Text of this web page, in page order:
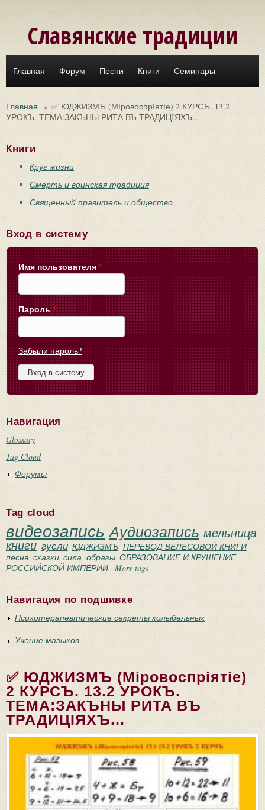
Славянские традиции
Главная Форум Песни Книги Семинары
Главная » ✅ ЮДЖИЗМЪ (Мiровоспрiятiе) 2 КУРСЪ. 13.2
УРОКЪ. ТЕМА:ЗАКЪНЫ РИТА ВЪ ТРАДИЦIЯХЪ...
Книги
Круг жизни
Смерть и воинская традиция
Священный правитель и общество
Вход в систему
Имя пользователя *
Пароль *
Забыли пароль?
Навигация
Glossary
Tag Cloud
Форумы
Tag cloud
видеозапись Аудиозапись мельница
книги гусли ЮДЖИЗМЪ ПЕРЕВОД ВЕЛЕСОВОЙ КНИГИ
песня сказки сила образы ОБРАЗОВАНИЕ И КРУШЕНИЕ
РОССИЙСКОЙ ИМПЕРИИ
More tags
Навигация по подшивке
Психотерапевтические секреты колыбельных
Учение мазыков
✅ ЮДЖИЗМЪ (Мiровоспрiятiе)
2 КУРСЪ. 13.2 УРОКЪ.
ТЕМА:ЗАКЪНЫ РИТА ВЪ
ТРАДИЦIЯХЪ...